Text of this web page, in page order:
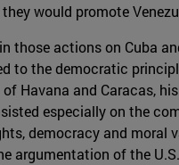
would promote
those actions on Cuba
to the democratic
of Havana and Caracas,
especially on the
democracy and moral
argumentation of the